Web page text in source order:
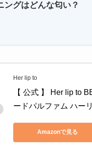
ングはどんな匂い？
Her lip to
【 公式 】 Her lip to
ードパルファム ハー
Amazonで見る